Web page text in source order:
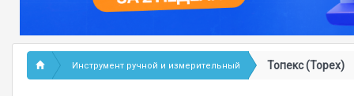
Инструмент ручной и измерительный Топекс (Topex)